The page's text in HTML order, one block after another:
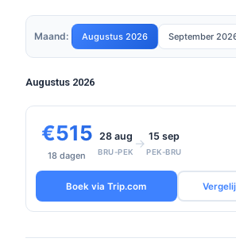
Maand: Augustus 2026 September
Augustus 2026
€515
18 dagen
28 aug
BRU-PEK
→ 15 sep
PEK-BRU
Boek via Trip.com